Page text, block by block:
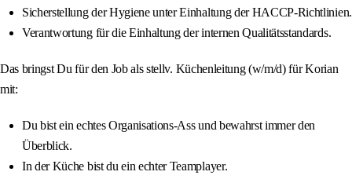
Sicherstellung der Hygiene unter Einhaltung der HACCP-Richtlinien.
Verantwortung für die Einhaltung der internen Qualitätsstandards.
Das bringst Du für den Job als stellv. Küchenleitung (w/m/d) für Korian
mit:
Du bist ein echtes Organisations-Ass und bewahrst immer den
Überblick.
In der Küche bist du ein echter Teamplayer.